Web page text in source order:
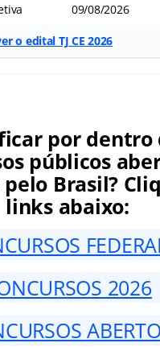
09/08/2026
o edital TJ CE 2026
por dentro
públicos
Brasil?
links abaixo:
2026